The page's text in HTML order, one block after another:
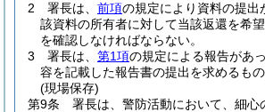
2
署長は、 前項の規定により資料の提出
該資料の所有者に対して当該返還を希
を確認しなければならない。
3
署長は、 第1項の規定による報告があ
容を記載した報告書の提出を求めるもの
(現場保存)
第9条
署長は、警防活動において、細心